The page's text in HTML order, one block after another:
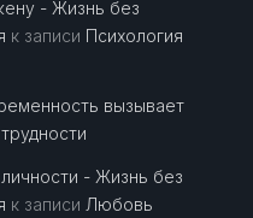
- Жизнь без
к записи Психология
вызывает
- Жизнь без
к записи Любовь